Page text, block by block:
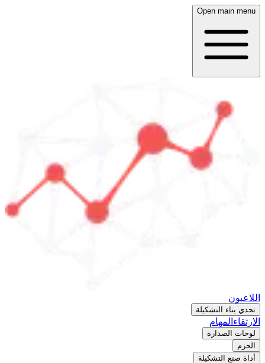
Open main menu
اللاعبون
تحدي بناء التشكيلة
الارتقاء المهام
لوحات الصدارة
الحزم
أداة صنع التشكيلة